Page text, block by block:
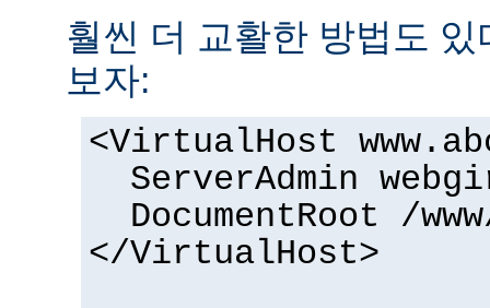
훨씬 더 교활한 방법도
보자:
<VirtualHost
ServerAdmin
DocumentRoot /
</VirtualHost>